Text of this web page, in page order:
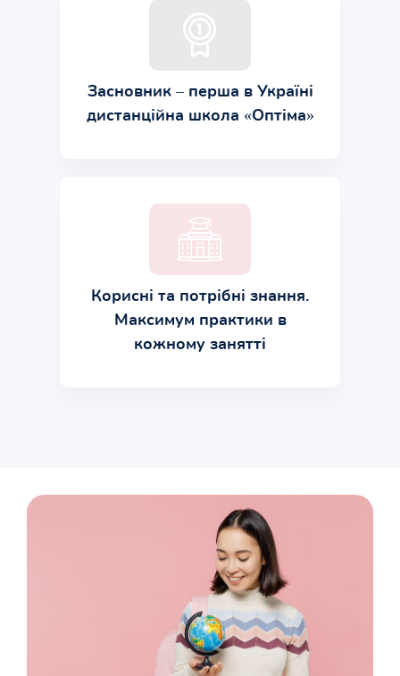
Засновник – перша в Україні
дистанційна школа «Оптіма»
Корисні та потрібні знання.
Максимум практики в
кожному занятті